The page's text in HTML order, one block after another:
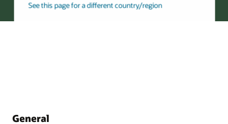
See this page for a different country/region
General